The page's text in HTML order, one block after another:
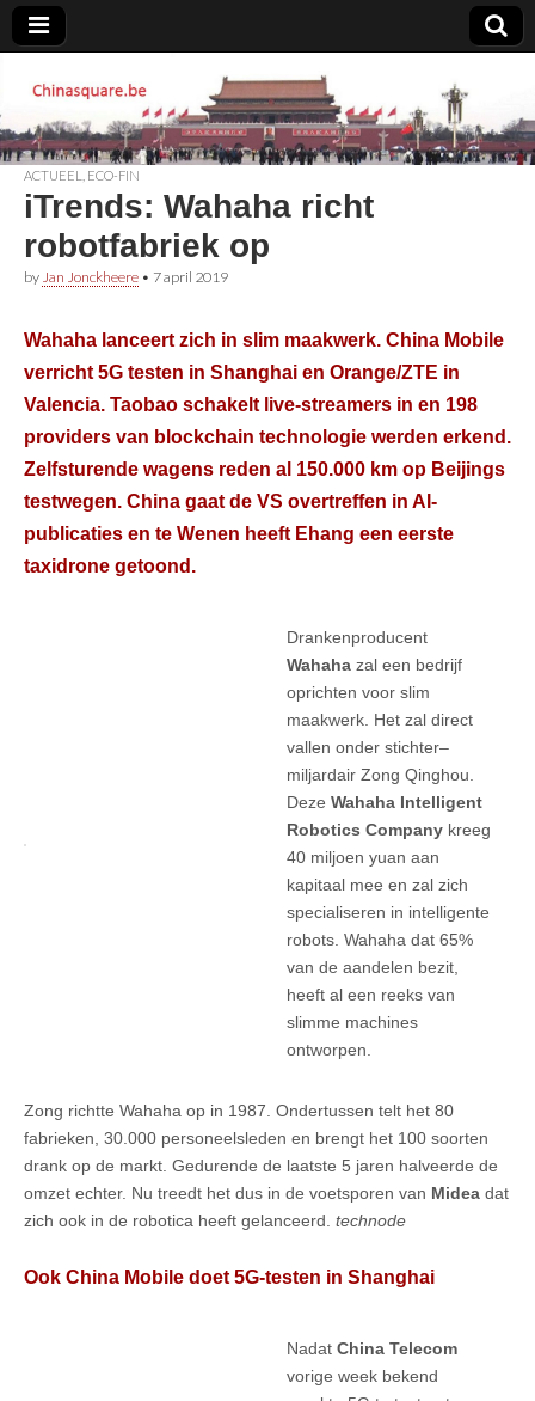
Chinasquare.be
ACTUEEL ECO-FIN
iTrends: Wahaha richt
robotfabriek op
by Jan Jonckheere • 7 april 2019
Wahaha lanceert zich in slim maakwerk. China Mobile
verricht 5G testen in Shanghai en Orange/ZTE in
Valencia. Taobao schakelt live-streamers in en 198
providers van blockchain technologie werden erkend.
Zelfsturende wagens reden al 150.000 km op Beijings
testwegen. China gaat de VS overtreffen in AI-
publicaties en te Wenen heeft Ehang een eerste
taxidrone getoond.
Drankenproducent
Wahahazal een bedrijf
oprichten voor slim
maakwerk. Het zal direct
vallen onder stichter–
miljardair Zong Qinghou.
DezeWahaha Intelligent
Robotics Company kreeg
40 miljoen yuan aan
kapitaal mee en zal zich
specialiseren in intelligente
robots. Wahaha dat 65%
van de aandelen bezit,
heeft al een reeks van
slimme machines
ontworpen.
Zong richtte Wahaha op in 1987. Ondertussen telt het 80
fabrieken, 30.000 personeelsleden en brengt het 100 soorten
drank op de markt. Gedurende de laatste 5 jaren halveerde de
omzet echter. Nu treedt het dus in de voetsporen van Midea dat
zich ook in de robotica heeft gelanceerd. technode
Ook China Mobile doet 5G-testen in Shanghai
NadatChina Telecom
vorige week bekend